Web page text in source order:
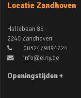
Locatie Zandhoven
Hallebaan 85
2240 Zandhoven
0032479894224
info@elny.be
Openingstijden +